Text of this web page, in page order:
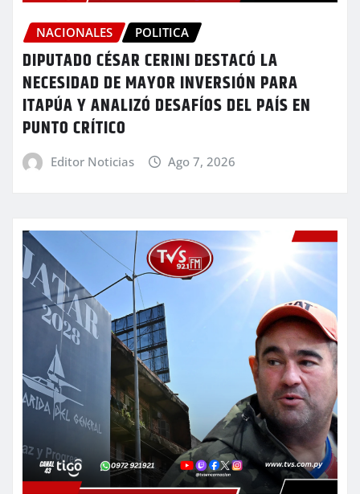
NACIONALES POLITICA
DIPUTADO CÉSAR CERINI DESTACÓ LA
NECESIDAD DE MAYOR INVERSIÓN PARA
ITAPÚA Y ANALIZÓ DESAFÍOS DEL PAÍS EN
PUNTO CRÍTICO
Editor Noticias Ago 7, 2026